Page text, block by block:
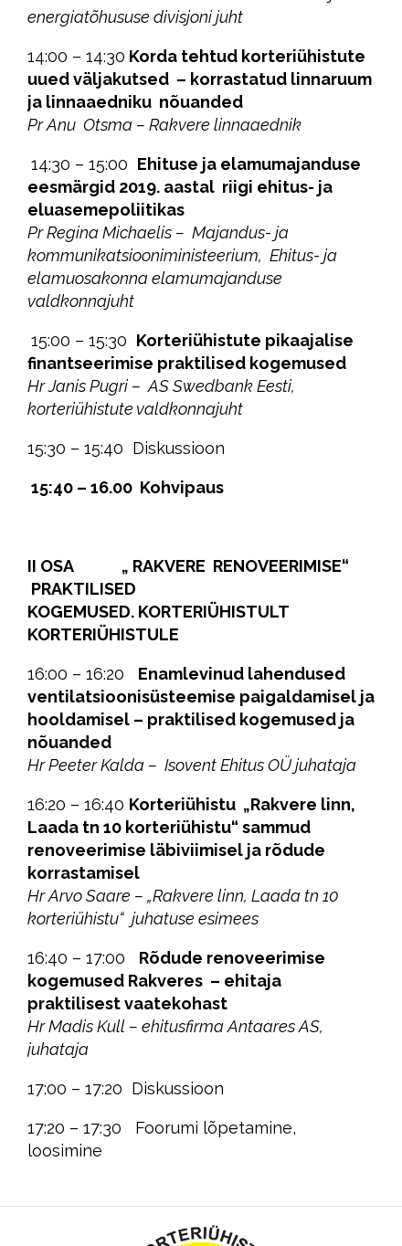
energiatõhususe divisjoni juht
14:00 – 14:30 Korda tehtud korteriühistute
uued väljakutsed – korrastatud linnaruum
ja linnaaedniku nõuanded
Pr Anu Otsma – Rakvere linnaaednik
14:30 – 15:00 Ehituse ja elamumajanduse
eesmärgid 2019. aastal riigi ehitus- ja
eluasemepoliitikas
Pr Regina Michaelis – Majandus- ja
kommunikatsiooniministeerium, Ehitus- ja
elamuosakonna elamumajanduse
valdkonnajuht
15:00 – 15:30 Korteriühistute pikaajalise
finantseerimise praktilised kogemused
Hr Janis Pugri – AS Swedbank Eesti,
korteriühistute valdkonnajuht
15:30 – 15:40 Diskussioon
15:40 – 16.00 Kohvipaus
II OSA „ RAKVERE RENOVEERIMISE“
PRAKTILISED
KOGEMUSED. KORTERIÜHISTULT
KORTERIÜHISTULE
16:00 – 16:20 Enamlevinud lahendused
ventilatsioonisüsteemise paigaldamisel ja
hooldamisel – praktilised kogemused ja
nõuanded
HrPeeter Kalda – Isovent Ehitus OÜ juhataja
16:20 – 16:40 Korteriühistu „Rakvere linn,
Laada tn 10 korteriühistu“ sammud
renoveerimise läbiviimisel ja rõdude
korrastamisel
Hr Arvo Saare – „Rakvere linn, Laada tn 10
korteriühistu“ juhatuse esimees
16:40 – 17:00 Rõdude renoveerimise
kogemused Rakveres – ehitaja
praktilisest vaatekohast
Hr Madis Kull – ehitusfirma Antaares AS,
juhataja
17:00 – 17:20 Diskussioon
17:20 – 17:30 Foorumi lõpetamine,
loosimine